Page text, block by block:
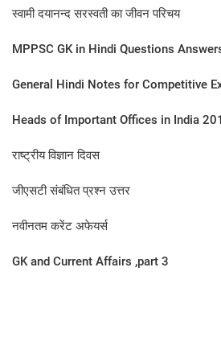
स्‍वामी दयानन्‍द सरस्‍वती का जीवन परिचय
MPPSC GK in Hindi Questions
General Hindi Notes for Competitive
Heads of Important Offices in India
राष्ट्रीय विज्ञान दिवस
जीएसटी संबंधित प्रश्न उत्तर
नवीनतम करेंट अफेयर्स
GK and Current Affairs ,part 3